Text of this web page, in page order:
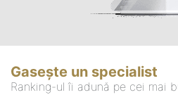
Gasește un specialist
Ranking-ul îi adună pe cei mai